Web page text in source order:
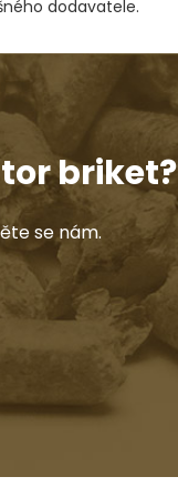
dodavatele.
briket?
se nám.